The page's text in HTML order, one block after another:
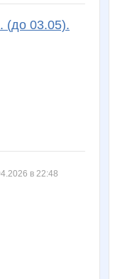
(до 03.05).
в 22:48